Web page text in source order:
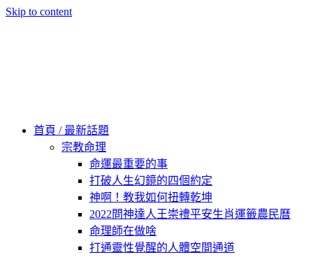
Skip to content
首頁 / 最新話題
宗教命理
命運最重要的事
打破人生幻鏡的四個約定
神啊！教我如何扭轉乾坤
2022問神達人王崇禮平安生肖運籤農民曆
命理師在做啥
打通靈性覺醒的人體空間通道